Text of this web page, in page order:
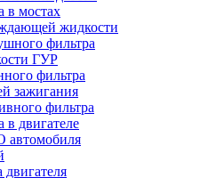
в мостах
жидкости
фильтра
ГУР
фильтра
зажигания
фильтра
в двигателе
автомобиля
двигателя